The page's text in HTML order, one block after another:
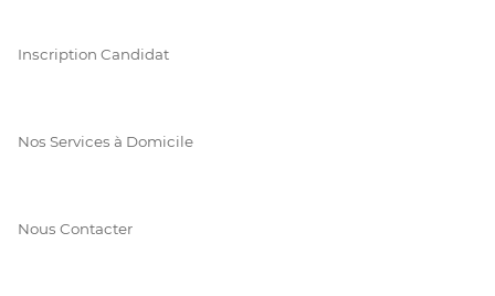
Inscription Candidat
Nos Services à Domicile
Nous Contacter